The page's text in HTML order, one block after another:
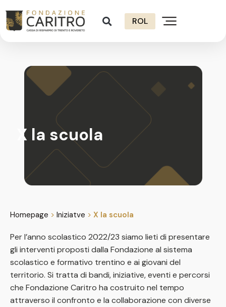
ROL
X la scuola
Homepage > Iniziatve > X la scuola
Per l’anno scolastico 2022/23 siamo lieti di presentare
gli interventi proposti dalla Fondazione al sistema
scolastico e formativo trentino e ai giovani del
territorio. Si tratta di bandi, iniziative, eventi e percorsi
che Fondazione Caritro ha costruito nel tempo
attraverso il confronto e la collaborazione con diverse